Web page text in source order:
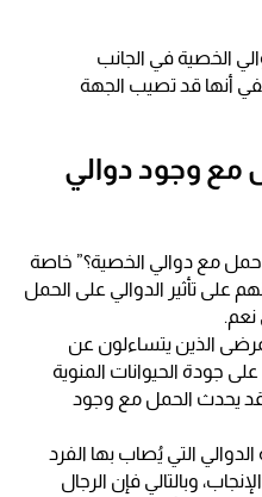
الخصية في الجانب
أنها قد تصيب الجهة
وجود دوالي
مع دوالي الخصية؟” خاصة
على تأثير الدوالي على الحمل
نعم.
الذين يتساءلون عن
جودة الحيوانات المنوية
قد يحدث الحمل مع وجود
التي يُصاب بها الفرد
وبالتالي فإن الرجال